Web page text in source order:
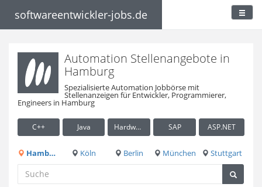
softwareentwickler-jobs.de
Automation Stellenangebote in
Hamburg
Spezialisierte Automation Jobbörse mit
Stellenanzeigen für Entwickler, Programmierer,
Engineers in Hamburg
C++ Java Hardware / Embedded SAP ASP.NET
Hamburg Köln Berlin München Stuttgart